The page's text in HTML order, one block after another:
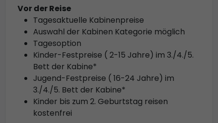
Vor der Reise
Tagesaktuelle Kabinenpreise
Auswahl der Kabinen Kategorie möglich
Tagesoption
Kinder-Festpreise ( 2-15 Jahre) im 3./4./5.
Bett der Kabine*
Jugend-Festpreise ( 16-24 Jahre) im
3./4./5. Bett der Kabine*
Kinder bis zum 2. Geburtstag reisen
kostenfrei